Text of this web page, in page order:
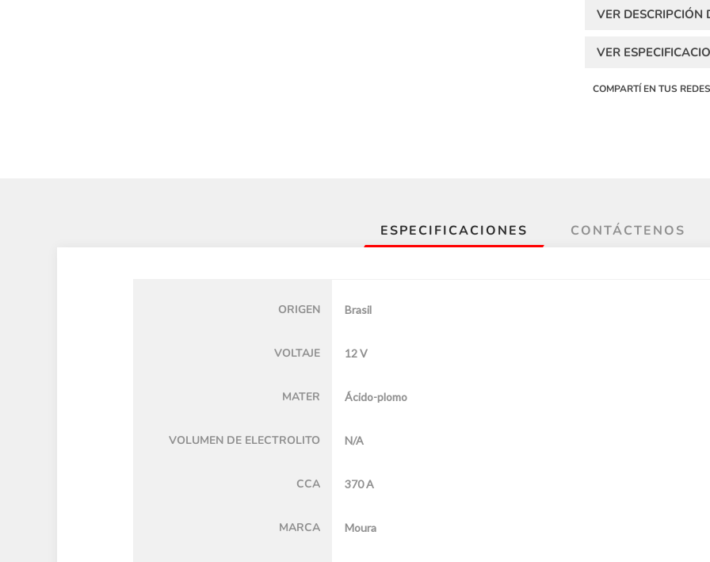
VER DESCRIPCIÓN
VER
COMPARTÍ EN TUS REDES
ESPECIFICACIONES CONTÁCTENOS
ORIGEN Brasil
VOLTAJE 12 V
MATER Ácido-plomo
VOLUMEN DE ELECTROLITO N/A
CCA 370 A
MARCA Moura